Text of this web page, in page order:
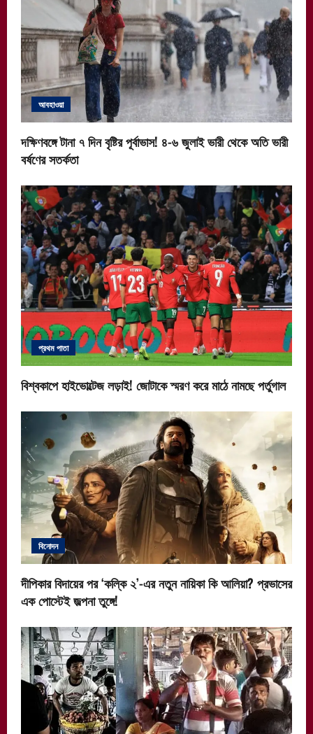
আবহাওয়া
দক্ষিণবঙ্গে টানা ৭ দিন বৃষ্টির পূর্বাভাস! ৪-৬ জুলাই ভারী থেকে অতি ভারী
বর্ষণের সতর্কতা
প্রথম পাতা
বিশ্বকাপে হাইভোল্টেজ লড়াই! জোটাকে স্মরণ করে মাঠে নামছে পর্তুগাল
বিনোদন
দীপিকার বিদায়ের পর ‘কল্কি ২’-এর নতুন নায়িকা কি আলিয়া? প্রভাসের
এক পোস্টেই জল্পনা তুঙ্গে!